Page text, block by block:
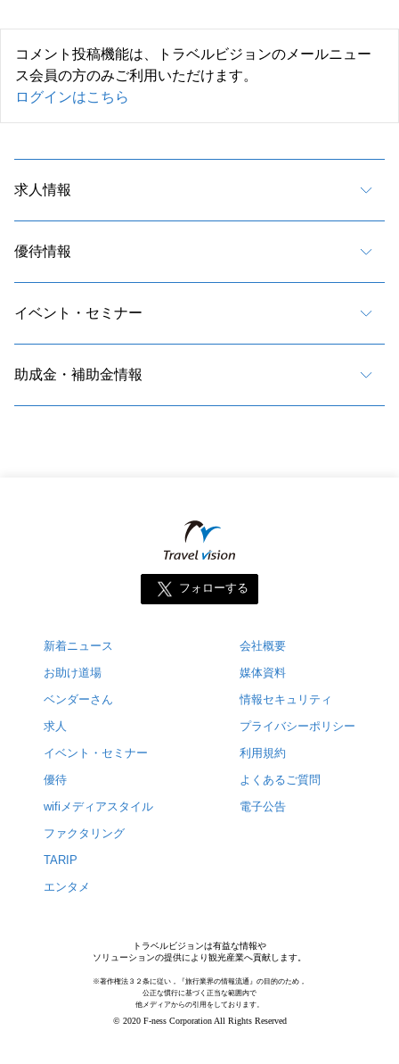
コメント投稿機能は、トラベルビジョンのメールニュー
ス会員の方のみご利用いただけます。
ログインはこちら
求人情報
優待情報
イベント・セミナー
助成金・補助金情報
フォローする
新着ニュース
お助け道場
ベンダーさん
求人
イベント・セミナー
優待
wifiメディアスタイル
ファクタリング
TARIP
エンタメ
会社概要
媒体資料
情報セキュリティ
プライバシーポリシー
利用規約
よくあるご質問
電子公告
トラベルビジョンは有益な情報や
ソリューションの提供により観光産業へ貢献します。
※著作権法３２条に従い，『旅行業界の情報流通』の目的のため，
公正な慣行に基づく正当な範囲内で
他メディアからの引用をしております。
© 2020 F-ness Corporation All Rights Reserved